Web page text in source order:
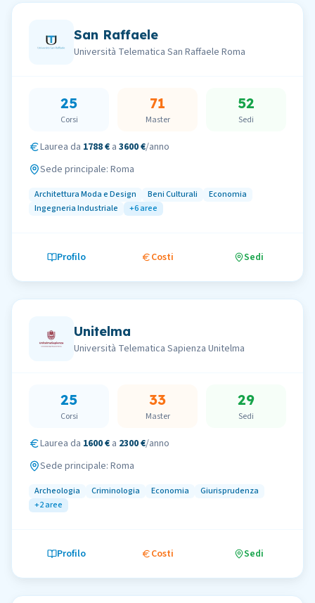
San Raffaele
Università Telematica San Raffaele Roma
25
Corsi
71
Master
52
Sedi
Laurea da 1788 € a 3600 €/anno
Sede principale: Roma
Architettura Moda e Design Beni Culturali
Economia
Ingegneria Industriale
+6aree
Profilo Costi Sedi
Unitelma
Università Telematica Sapienza Unitelma
25
Corsi
33
Master
29
Sedi
Laurea da 1600 € a 2300 €/anno
Sede principale: Roma
Archeologia Criminologia Economia
Giurisprudenza
+2aree
Profilo Costi Sedi